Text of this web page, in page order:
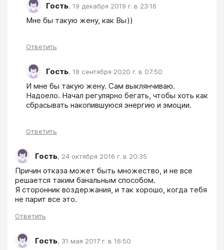
Гость, 19 декабря 2019 г. в 23:16
Мне бы такую жену, как Вы))
Ответить
Гость, 18 сентября 2020 г. в 07:50
И мне бы такую жену. Сам выклянчиваю.
Надоело. Начал регулярно бегать, чтобы хоть как
сбрасывать накопившуюся энергию и эмоции.
Ответить
Гость, 24 октября 2016 г. в 20:35
Причин отказа может быть множество, и не все
решается таким банальным способом.
Я сторонник воздержания, и так хорошо, когда тебя
не парит все это.
Ответить
Гость, 31 мая 2017 г. в 16:50